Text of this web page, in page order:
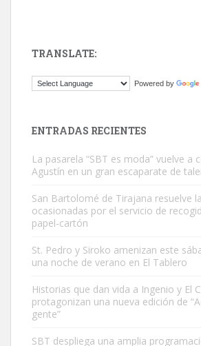
Este gato macho ha aparecido en la calle hace
Adopción urgente
Busco adopción responsable para mi perra.
hembra, 4 años. Por motivos personales ...
TRANSLATE:
Powered by
ENTRADAS RECIENTES
La pasarela “SBT es moda” vuelve a
Agustín en un gran escaparate de
San Bartolomé de Tirajana resuelve
ocasionadas por el servicio de
papel-cartón
St. Pedro y Siroko amenizan este
una noche de verano en El Tablero
Historias que dan vida a Ingenio y El
protagonizan una nueva edición de
gente”
SBT despliega una amplia